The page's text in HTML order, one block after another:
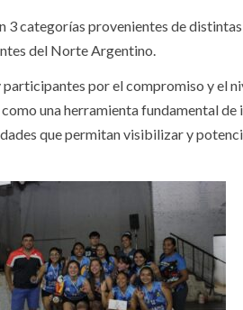
3 categorías provenientes de
del Norte Argentino.
por el compromiso y el
una herramienta fundamental
que permitan visibilizar y